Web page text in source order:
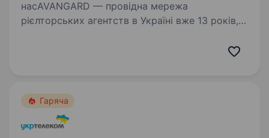
насAVANGARD — провідна мережа
рієлторських агентств в Україні вже 13 років,
Гаряча